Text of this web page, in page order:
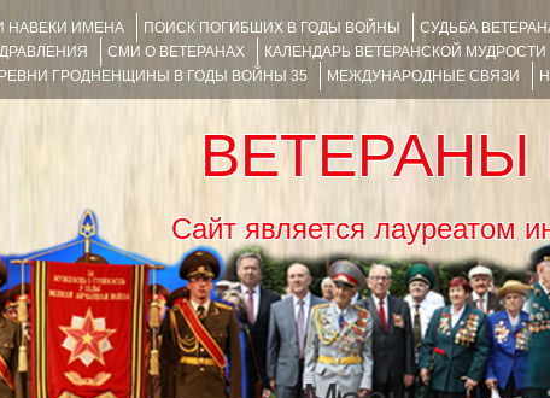
НАВЕКИ ИМЕНА ПОИСК ПОГИБШИХ В ГОДЫ ВОЙНЫ СУДЬБА
СМИ О ВЕТЕРАНАХ КАЛЕНДАРЬ ВЕТЕРАНСКОЙ МУДРОСТИ
ГРОДНЕНЩИНЫ В ГОДЫ ВОЙНЫ 35 МЕЖДУНАРОДНЫЕ СВЯЗИ
Сайт является